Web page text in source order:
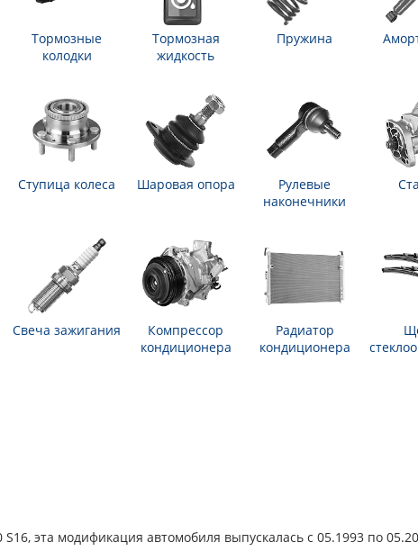
Тормозные
колодки
Тормозная
жидкость
Пружина
Ступица колеса Шаровая опора
Рулевые
наконечники
Свеча зажигания
Компрессор
кондиционера
Радиатор
кондиционера
эта модификация автомобиля выпускалась с 05.1993 по